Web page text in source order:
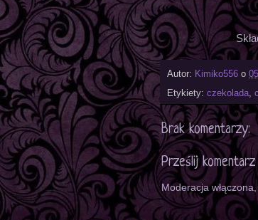
Autor: Kimiko556 o
Etykiety: czekolada,
Brak komentarzy:
Prześlij komentarz
Moderacja